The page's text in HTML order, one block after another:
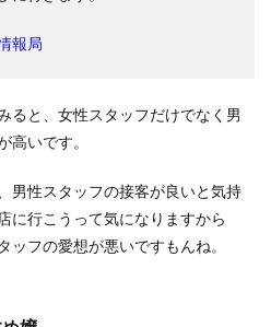
報局
ると、女性スタッフだけでなく男
高いです。
男性スタッフの接客が良いと気持
に行こうって気になりますから
フの愛想が悪いですもんね。